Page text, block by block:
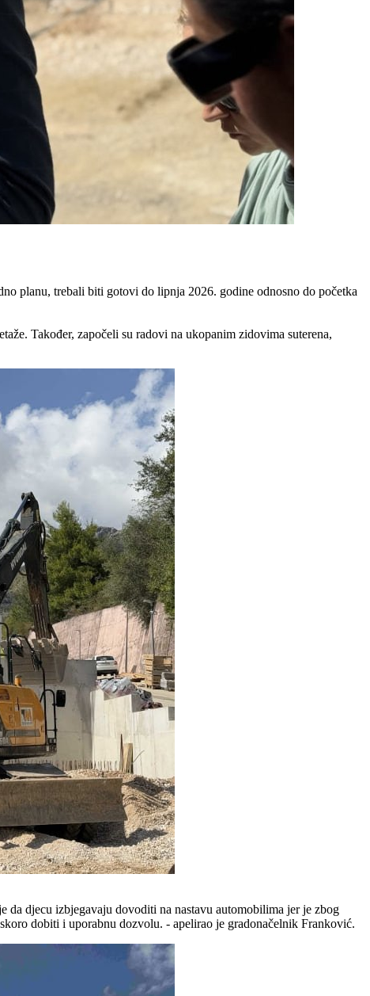
planu, trebali biti gotovi do lipnja 2026. godine odnosno do početka
Također, započeli su radovi na ukopanim zidovima suterena,
da djecu izbjegavaju dovoditi na nastavu automobilima jer je zbog
dobiti i uporabnu dozvolu. - apelirao je gradonačelnik Franković.